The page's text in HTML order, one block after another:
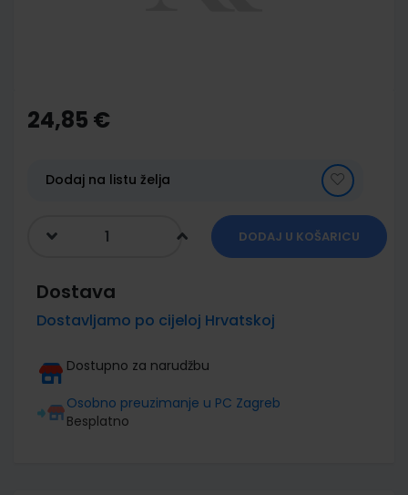
the
beginning
gallery
24,85 €
Dodaj na listu želja
DODAJ U KOŠARICU
Dostava
Dostavljamo po cijeloj Hrvatskoj
Dostupno za narudžbu
Osobno preuzimanje u PC Zagreb
Besplatno